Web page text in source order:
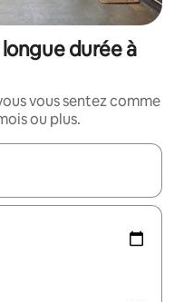
durée à
vous sentez comme
ou plus.
les flèches vers le